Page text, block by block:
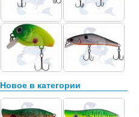
Новое в категории